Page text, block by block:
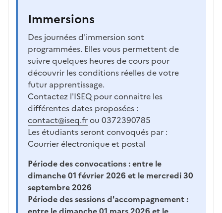
Immersions
Des journées d'immersion sont
programmées. Elles vous permettent de
suivre quelques heures de cours pour
découvrir les conditions réelles de votre
futur apprentissage.
Contactez l'ISEQ pour connaitre les
différentes dates proposées :
contact@iseq.frou 0372390785
Les étudiants seront convoqués par :
Courrier électronique et postal
Période des convocations :entre le
dimanche 01 février 2026 et le mercredi 30
septembre 2026
Période des sessions d'accompagnement :